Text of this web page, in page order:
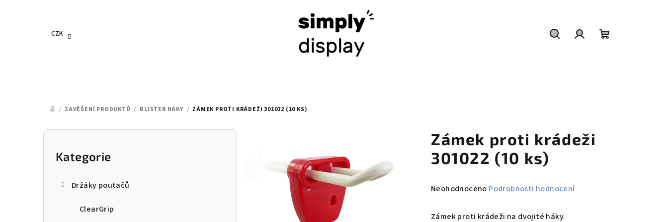
CZK
DOMŮ
/ ZAVĚŠENÍ PRODUKTŮ / BLISTER HÁKY / ZÁMEK PROTI KRÁDEŽI 301022 (10 KS)
P
Přeskočit
kategorie
Kategorie
Držáky poutačů
ClearGrip
Zámek proti krádeži
301022 (10 ks)
Průměrné
produktu
Neohodnoceno Podrobnosti hodnocení
Zámek proti krádeži na dvojité háky.